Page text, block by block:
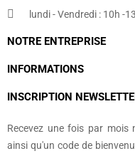
lundi - Vendredi : 10h -
NOTRE ENTREPRISE
INFORMATIONS
INSCRIPTION
Recevez une fois par mois
ainsi qu'un code de